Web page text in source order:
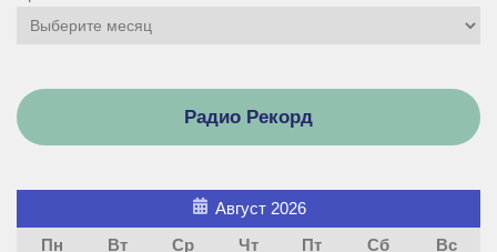
Радио Рекорд
Август 2026
Пн
Вт Ср Чт Пт Сб
Вс